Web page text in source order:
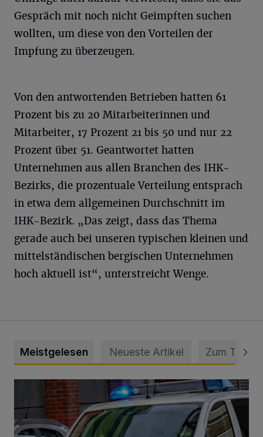
Gespräch mit noch nicht Geimpften suchen
wollten, um diese von den Vorteilen der
Impfung zu überzeugen.
Von den antwortenden Betrieben hatten 61
Prozent bis zu 20 Mitarbeiterinnen und
Mitarbeiter, 17 Prozent 21 bis 50 und nur 22
Prozent über 51. Geantwortet hatten
Unternehmen aus allen Branchen des IHK-
Bezirks, die prozentuale Verteilung entsprach
in etwa dem allgemeinen Durchschnitt im
IHK-Bezirk. „Das zeigt, dass das Thema
gerade auch bei unseren typischen kleinen und
mittelständischen bergischen Unternehmen
hoch aktuell ist“, unterstreicht Wenge.
Meistgelesen Neueste Artikel Zum Thema
Mann beschädigt Autos in Parkhaus